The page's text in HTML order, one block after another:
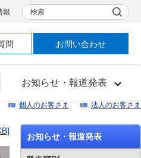
お知らせ・報道発表
報 検索
問 お問い合わせ
個人のお客さま 法人のお客さま
お知らせ・報道発表